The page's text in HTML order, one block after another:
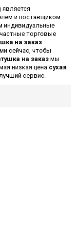
является
и поставщиком
индивидуальные
торговые
на заказ
сейчас, чтобы
на заказ мы
низкая цена сухая
сервис.